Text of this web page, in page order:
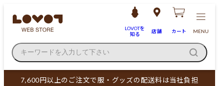
LOVOTを
知る
店舗 カート MENU
キーワードを入力して下さい
7,600円以上のご注文で服・グッズの配送料は当社負担